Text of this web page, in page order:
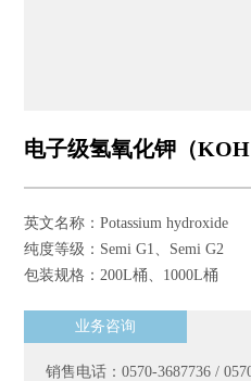
电子级氢氧化钾（KOH
英文名称：Potassium hydroxide
纯度等级：Semi G1、Semi G2
包装规格：200L桶、1000L桶
业务咨询
销售电话：0570-3687736 /